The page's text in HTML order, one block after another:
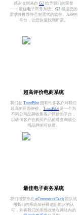
感谢收到来自 G2给予我们的荣誉
—— 最佳电子商务系统。 G2根据您的
需求并推荐符合您需求的软件、APP的
平台，让您快速找到所需。
超高评价电商系统
我们在TrustPilot 拥有许多客户对我们
超高的正面评价。TrustPilot 是一个为
不同公司品牌收集客户评价的平台，
以确保客户在购买产品前可查询该公
司品牌的可信度。
最佳电子商务系统
我们很荣幸在 eCommerceTech团队试
用我们的系统后获得他们团队的认
可，并将我们的系统收录在网站内的